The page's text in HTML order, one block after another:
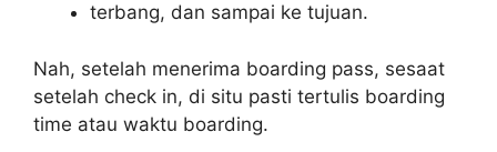
terbang, dan sampai ke tujuan.
Nah, setelah menerima boarding pass, sesaat
setelah check in, di situ pasti tertulis boarding
time atau waktu boarding.